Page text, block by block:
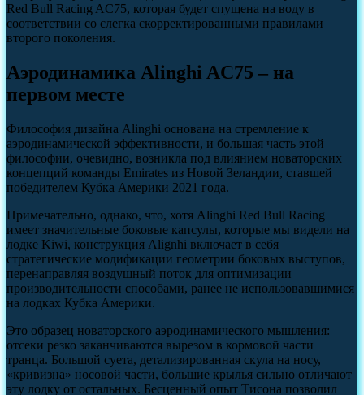
Red Bull Racing AC75, которая будет спущена на воду в
соответствии со слегка скорректированными правилами
второго поколения.
Аэродинамика Alinghi AC75 – на
первом месте
Философия дизайна Alinghi основана на стремление к
аэродинамической эффективности, и большая часть этой
философии, очевидно, возникла под влиянием новаторских
концепций команды Emirates из Новой Зеландии, ставшей
победителем Кубка Америки 2021 года.
Примечательно, однако, что, хотя Alinghi Red Bull Racing
имеет значительные боковые капсулы, которые мы видели на
лодке Kiwi, конструкция Alignhi включает в себя
стратегические модификации геометрии боковых выступов,
перенаправляя воздушный поток для оптимизации
производительности способами, ранее не использовавшимися
на лодках Кубка Америки.
Это образец новаторского аэродинамического мышления:
отсеки резко заканчиваются вырезом в кормовой части
транца. Большой суета, детализированная скула на носу,
«кривизна» носовой части, большие крылья сильно отличают
эту лодку от остальных. Бесценный опыт Тисона позволил